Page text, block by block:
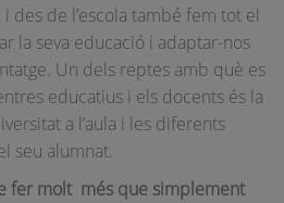
des de l’escola també fem tot el
la seva educació i adaptar-nos
Un dels reptes amb què es
educatius i els docents és la
a l’aula i les diferents
seu alumnat.
fer molt més que simplement